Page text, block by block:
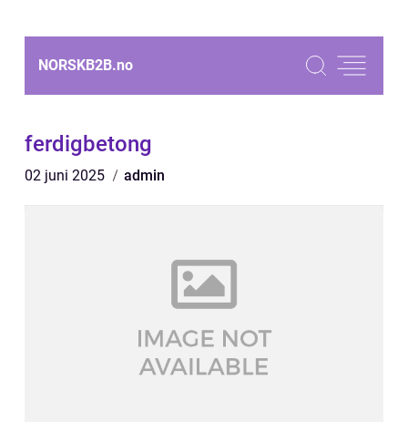
NORSKB2B.no
ferdigbetong
02 juni 2025 admin